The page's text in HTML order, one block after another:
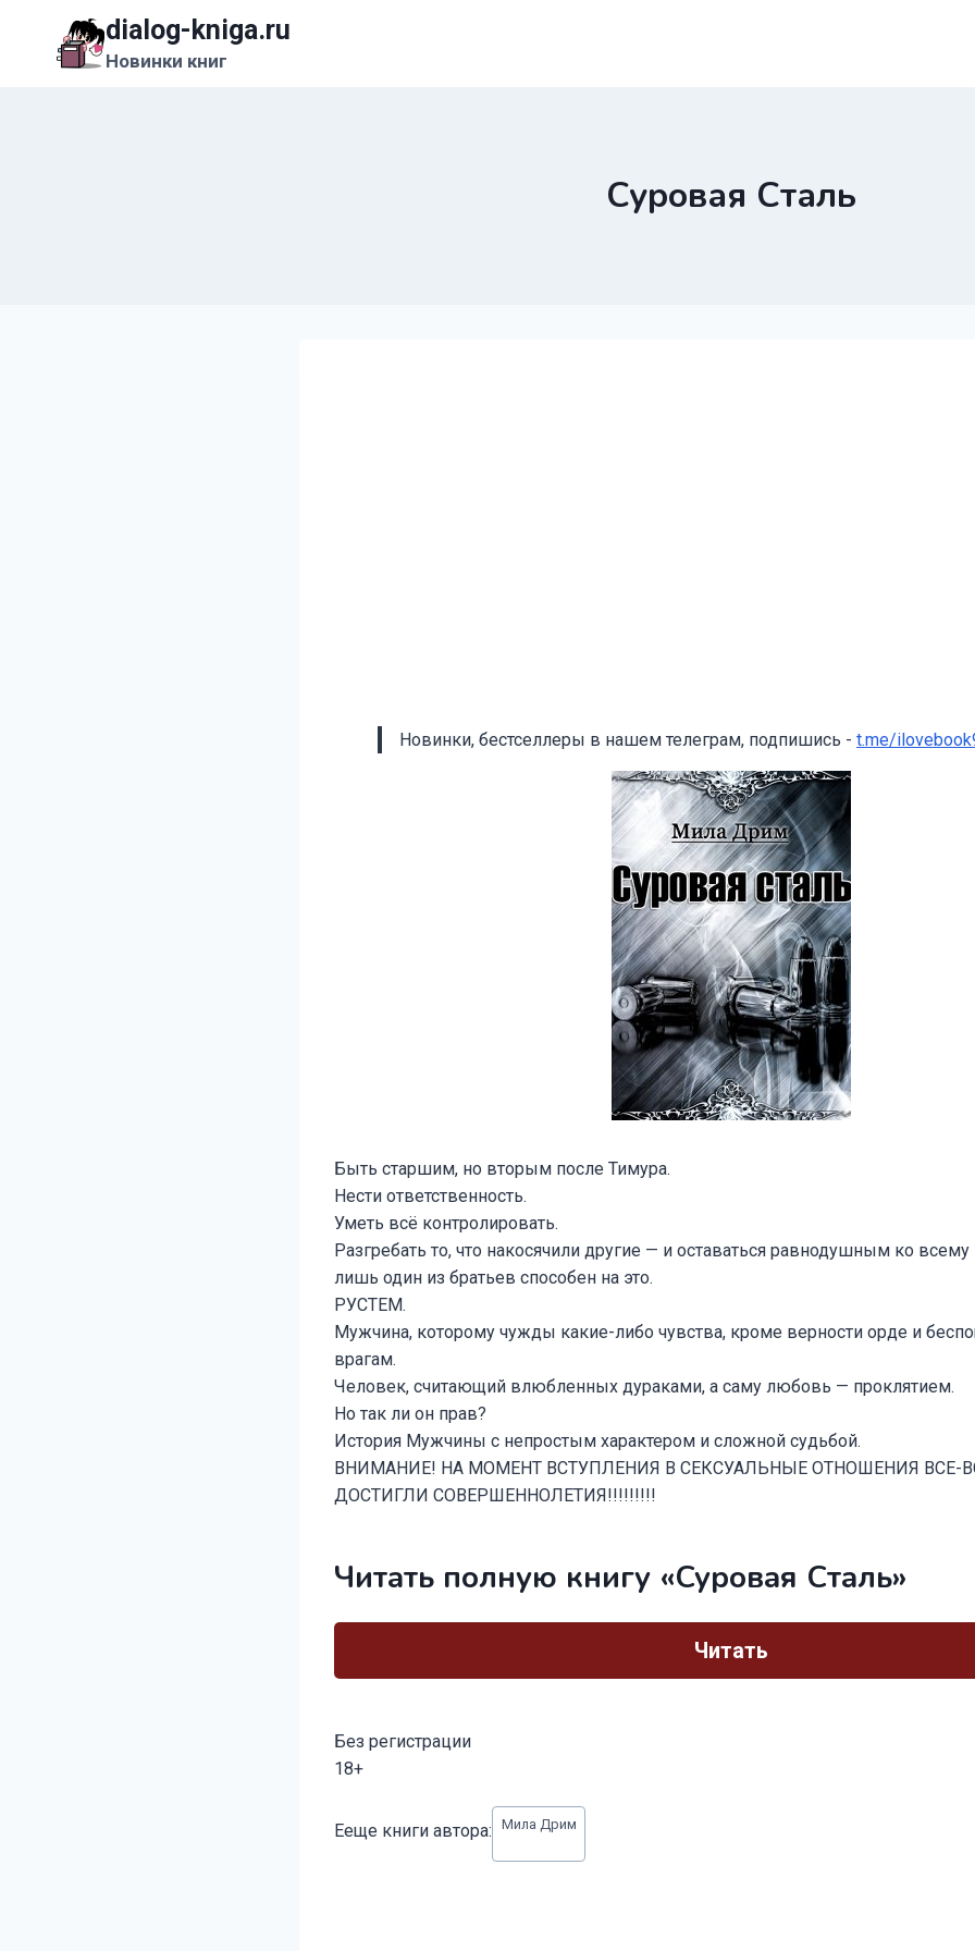
содержимому
dialog-kniga.ru
Новинки книг
Суровая Сталь
Новинки, бестселлеры в нашем телеграм, подпишись - t.me/
Быть старшим, но вторым после Тимура.
Нести ответственность.
Уметь всё контролировать.
Разгребать то, что накосячили другие — и оставаться равнодушным ко
лишь один из братьев способен на это.
РУСТЕМ.
Мужчина, которому чужды какие-либо чувства, кроме верности орде и
врагам.
Человек, считающий влюбленных дураками, а саму любовь — проклятием.
Но так ли он прав?
История Мужчины с непростым характером и сложной судьбой.
ВНИМАНИЕ! НА МОМЕНТ ВСТУПЛЕНИЯ В СЕКСУАЛЬНЫЕ ОТНОШЕНИЯ ВСЕ-
ДОСТИГЛИ СОВЕРШЕННОЛЕТИЯ!!!!!!!!!
Читать полную книгу «Суровая Сталь»
Читать
Без регистрации
18+
записи:
Ееще книги автора: Мила Дрим